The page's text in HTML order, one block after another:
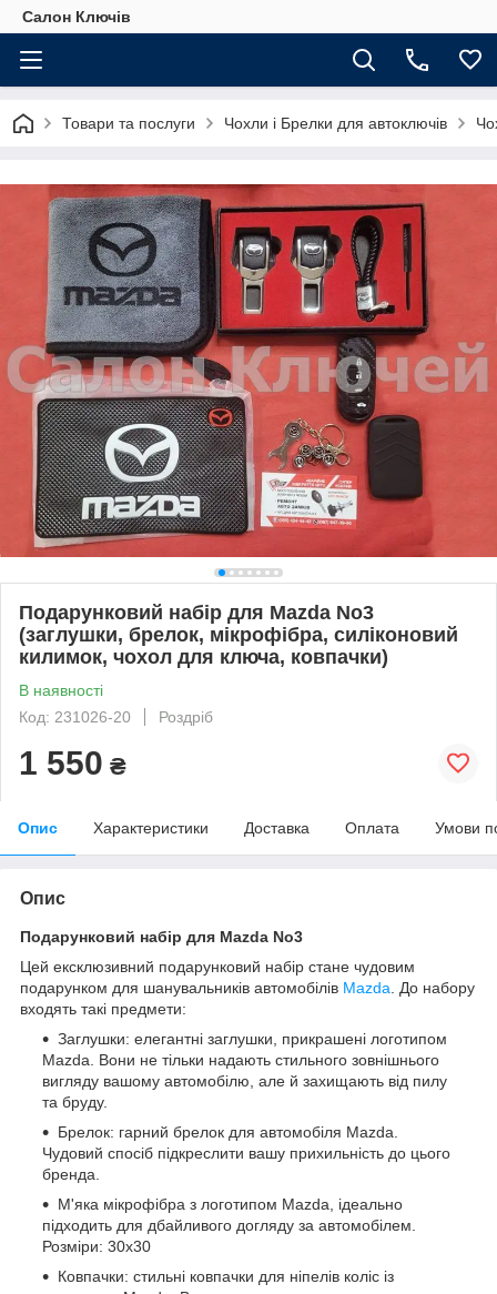
Салон Ключів
Товари та послуги Чохли і Брелки для автоключів
Подарунковий набір для Mazda No3
(заглушки, брелок, мікрофібра, силіконовий
килимок, чохол для ключа, ковпачки)
В наявності
Код: 231026-20
Роздріб
1 550 ₴
Опис Характеристики Доставка Оплата Умови
Опис
Подарунковий набір для Mazda No3
Цей ексклюзивний подарунковий набір стане чудовим
подарунком для шанувальників автомобілів Mazda . До набору
входять такі предмети:
Заглушки: елегантні заглушки, прикрашені логотипом
Mazda. Вони не тільки надають стильного зовнішнього
вигляду вашому автомобілю, але й захищають від пилу
та бруду.
Брелок: гарний брелок для автомобіля Mazda.
Чудовий спосіб підкреслити вашу прихильність до цього
бренда.
М'яка мікрофібра з логотипом Mazda, ідеально
підходить для дбайливого догляду за автомобілем.
Розміри: 30х30
Ковпачки: стильні ковпачки для ніпелів коліс із